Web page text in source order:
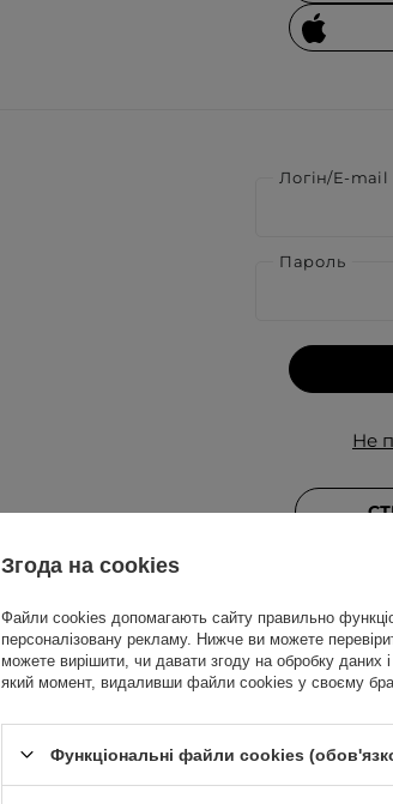
Логін/E-mail
Пароль
Не
Підбірки для догляду,
Згода на cookies
Файли cookies допомагають сайту правильно
персоналізовану рекламу. Нижче ви можете
можете вирішити, чи давати згоду на обробку даних
який момент, видаливши файли cookies у своєму
Функціональні файли cookies